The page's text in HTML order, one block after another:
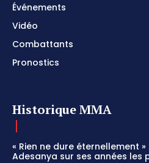
Événements
Vidéo
Combattants
Pronostics
Historique MMA
« Rien ne dure éternellement
Adesanya sur ses années les